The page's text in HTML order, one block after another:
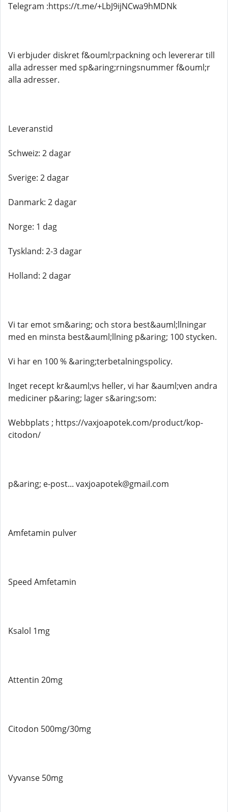
Telegram :https://t.me/+LbJ9ijNCwa9hMDNk
Vi erbjuder diskret f&ouml;rpackning och levererar till
alla adresser med sp&aring;rningsnummer f&ouml;r
alla adresser.
Leveranstid
Schweiz: 2 dagar
Sverige: 2 dagar
Danmark: 2 dagar
Norge: 1 dag
Tyskland: 2-3 dagar
Holland: 2 dagar
Vi tar emot sm&aring; och stora best&auml;llningar
med en minsta best&auml;llning p&aring; 100 stycken.
Vi har en 100 % &aring;terbetalningspolicy.
Inget recept kr&auml;vs heller, vi har &auml;ven andra
mediciner p&aring; lager s&aring;som:
Webbplats ; https://vaxjoapotek.com/product/kop-
citodon/
p&aring; e-post... vaxjoapotek@gmail.com
Amfetamin pulver
Speed ​​Amfetamin
Ksalol 1mg
Attentin 20mg
Citodon 500mg/30mg
Vyvanse 50mg